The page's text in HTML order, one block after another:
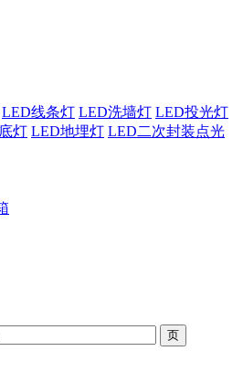
LED线条灯 LED洗墙灯 LED投光灯
灯 LED地埋灯 LED二次封装点光